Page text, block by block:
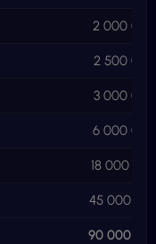
90 000
2 000 000
2 500 000
3 000 000
6 000 000
18 000
45 000